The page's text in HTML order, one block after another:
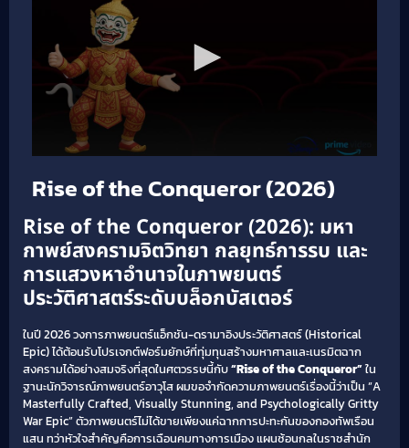
Rise of the Conqueror (2026)
Rise of the Conqueror (2026): มหา
กาพย์สงครามจิตวิทยา กลยุทธ์การรบ และ
การแสวงหาอำนาจในภาพยนตร์
ประวัติศาสตร์ระดับบล็อกบัสเตอร์
ในปี 2026 วงการภาพยนตร์แอ็กชัน-ดรามาอิงประวัติศาสตร์ (Historical
Epic) ได้ต้อนรับโปรเจกต์ฟอร์มยักษ์ที่ทุ่มทุนสร้างมหาศาลและเนรมิตฉาก
สงครามได้อย่างสมจริงที่สุดในศตวรรษนี้กับ“Rise of the Conqueror”ใน
ฐานะนักวิจารณ์ภาพยนตร์อาวุโส ผมขอจำกัดความภาพยนตร์เรื่องนี้ว่าเป็น “A
Masterfully Crafted, Visually Stunning, and Psychologically Gritty
War Epic” ตัวภาพยนตร์ไม่ได้ขายเพียงแค่ฉากการปะทะกันของกองทัพเรือน
แสน ทว่าหัวใจสำคัญคือการเฉือนคมทางการเมือง แผนซ้อนกลในราชสำนัก